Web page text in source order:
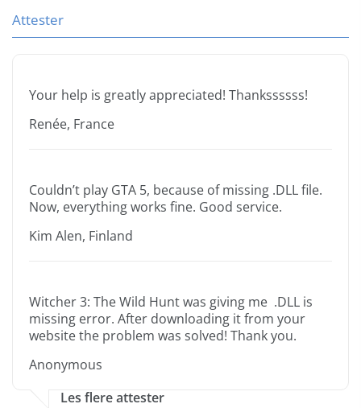
Attester
Your help is greatly appreciated! Thankssssss!
Renée, France
Couldn’t play GTA 5, because of missing .DLL file.
Now, everything works fine. Good service.
Kim Alen, Finland
Witcher 3: The Wild Hunt was giving me .DLL is
missing error. After downloading it from your
website the problem was solved! Thank you.
Anonymous
Les flere attester